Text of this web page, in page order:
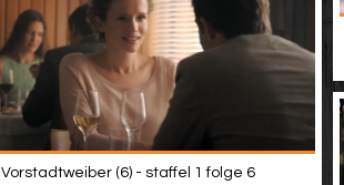
Vorstadtweiber (6) - staffel 1 folge 6